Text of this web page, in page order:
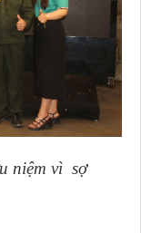
niệm vì sợ